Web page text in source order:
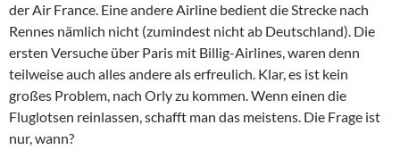
der Air France. Eine andere Airline bedient die Strecke nach
Rennes nämlich nicht (zumindest nicht ab Deutschland). Die
ersten Versuche über Paris mit Billig-Airlines, waren denn
teilweise auch alles andere als erfreulich. Klar, es ist kein
großes Problem, nach Orly zu kommen. Wenn einen die
Fluglotsen reinlassen, schafft man das meistens. Die Frage ist
nur, wann?